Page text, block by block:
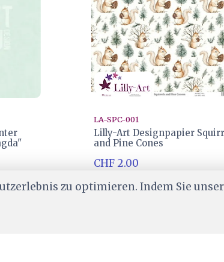
LA-SPC-001
Lilly-Art Designpapier
and Pine Cones
CHF 2.00
zu optimieren. Indem Sie